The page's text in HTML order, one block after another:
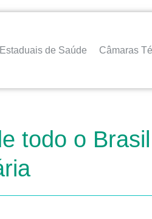
de Saúde Câmaras
todo o